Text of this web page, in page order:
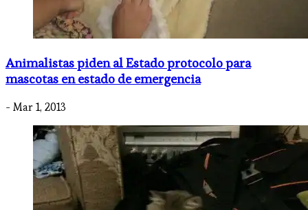
Animalistas piden al Estado protocolo para
mascotas en estado de emergencia
- Mar 1, 2013